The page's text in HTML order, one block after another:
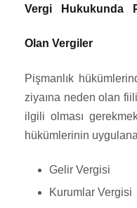
Vergi Hukukunda
Olan Vergiler
Pişmanlık
ziyaına neden olan
ilgili olması
hükümlerinin
Gelir Vergisi
Kurumlar Vergisi